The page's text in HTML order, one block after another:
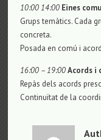
10:00 14:00 Eines
Grups temàtics. Cada
concreta.
Posada en comú i
16:00 – 19:00 Acords i
Repàs dels acords
Continuïtat de la